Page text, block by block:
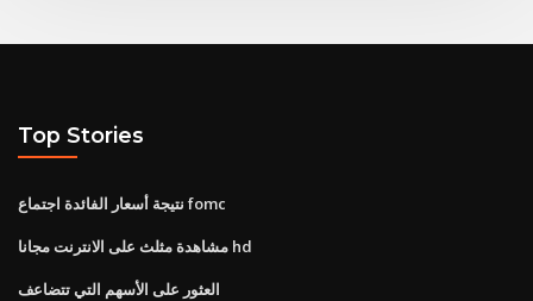
Top Stories
نتيجة أسعار الفائدة اجتماع fomc
مشاهدة مثلث على الانترنت مجانا hd
العثور على الأسهم التي تتضاعف